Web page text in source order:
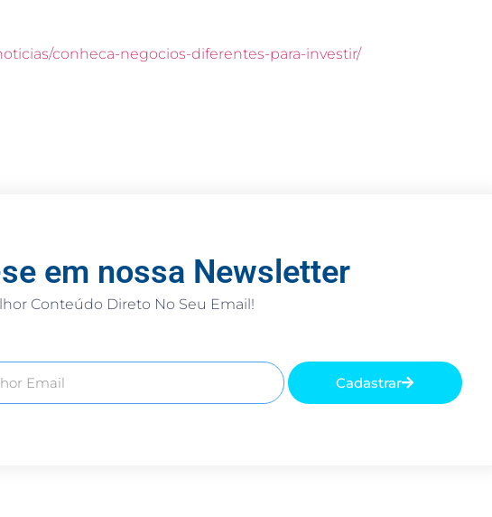
conheca-negocios-diferentes-para-investir/
em nossa Newsletter
Conteúdo Direto No Seu Email!
Cadastrar